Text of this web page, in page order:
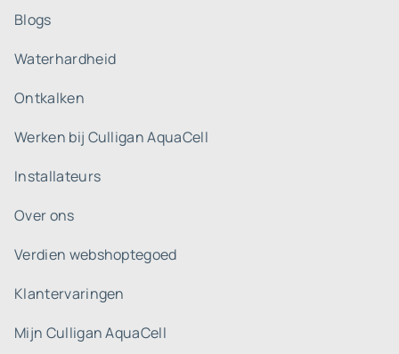
Blogs
Waterhardheid
Ontkalken
Werken bij Culligan AquaCell
Installateurs
Over ons
Verdien webshoptegoed
Klantervaringen
Mijn Culligan AquaCell